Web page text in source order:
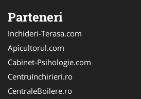
Parteneri
Inchideri-Terasa.com
Apicultorul.com
Cabinet-Psihologie.com
CentruInchirieri.ro
CentraleBoilere.ro